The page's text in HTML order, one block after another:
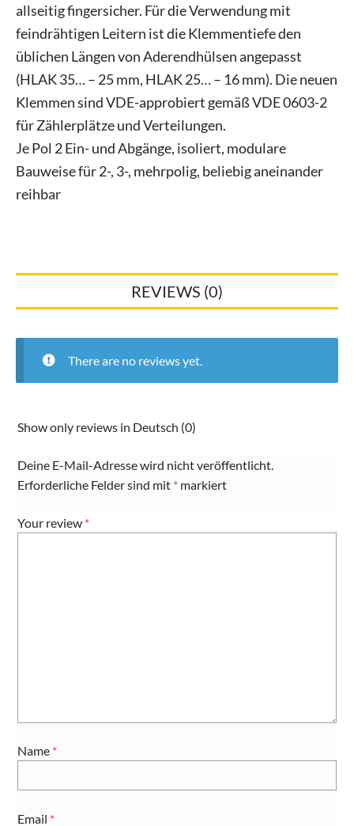
allseitig fingersicher. Für die Verwendung mit
feindrähtigen Leitern ist die Klemmentiefe den
üblichen Längen von Aderendhülsen angepasst
(HLAK 35… – 25 mm, HLAK 25… – 16 mm). Die neuen
Klemmen sind VDE-approbiert gemäß VDE 0603-2
für Zählerplätze und Verteilungen.
Je Pol 2 Ein- und Abgänge, isoliert, modulare
Bauweise für 2-, 3-, mehrpolig, beliebig aneinander
reihbar
REVIEWS (0)
There are no reviews yet.
Show only reviews in Deutsch (0)
Deine E-Mail-Adresse wird nicht veröffentlicht.
Erforderliche Felder sind mit * markiert
Your review *
Name *
Email *